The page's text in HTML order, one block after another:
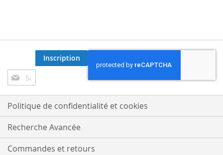
Inscription
à
notre
lettre
d’information
:
Inscription
Politique de confidentialité et cookies
Recherche Avancée
Commandes et retours